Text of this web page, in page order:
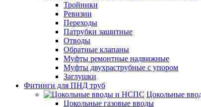
Тройники
Ревизии
Переходы
Патрубки защитные
Отводы
Обратные клапаны
Муфты ремонтные надвижные
Муфты двухраструбные с упором
Заглушки
Фитинги для ПНД труб
Цокольные
Цокольные газовые вводы